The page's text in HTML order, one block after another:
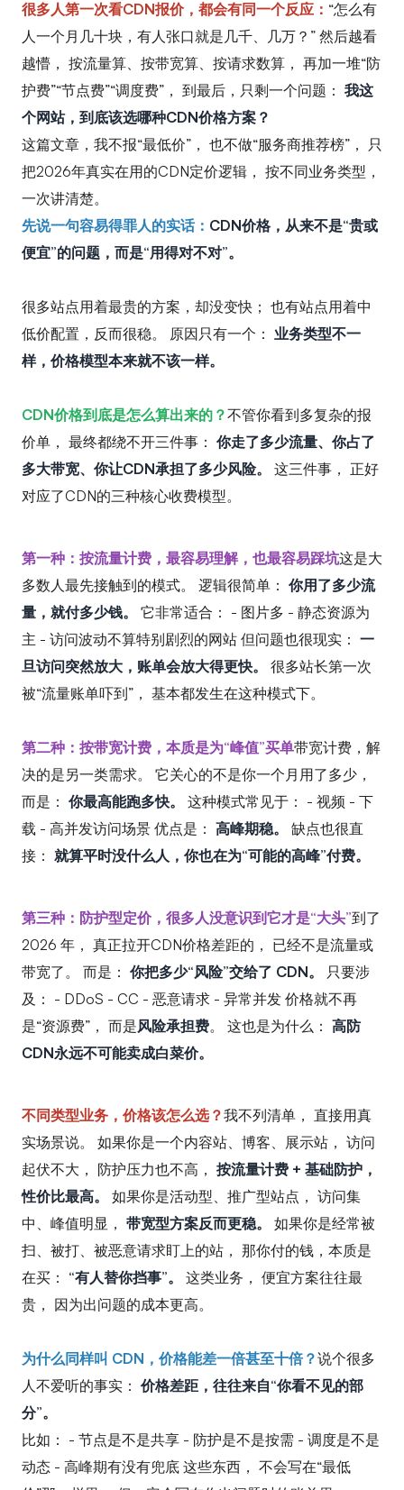
很多人第一次看CDN报价，都会有同一个反应： “怎么有
人一个月几十块，有人张口就是几千、几万？” 然后越看
越懵， 按流量算、按带宽算、按请求数算， 再加一堆“防
护费”“节点费”“调度费”， 到最后，只剩一个问题： 我这
个网站，到底该选哪种CDN价格方案？
这篇文章，我不报“最低价”， 也不做“服务商推荐榜”， 只
把2026年真实在用的CDN定价逻辑， 按不同业务类型，
一次讲清楚。
先说一句容易得罪人的实话： CDN价格，从来不是“贵或
便宜”的问题，而是“用得对不对”。
很多站点用着最贵的方案，却没变快； 也有站点用着中
低价配置，反而很稳。 原因只有一个： 业务类型不一
样，价格模型本来就不该一样。
CDN价格到底是怎么算出来的？不管你看到多复杂的报
价单， 最终都绕不开三件事： 你走了多少流量、你占了
多大带宽、你让CDN承担了多少风险。
这三件事， 正好
对应了CDN的三种核心收费模型。
第一种：按流量计费，最容易理解，也最容易踩坑这是大
多数人最先接触到的模式。 逻辑很简单： 你用了多少流
量，就付多少钱。
它非常适合： - 图片多 - 静态资源为
主 - 访问波动不算特别剧烈的网站 但问题也很现实： 一
旦访问突然放大，账单会放大得更快。
很多站长第一次
被“流量账单吓到”， 基本都发生在这种模式下。
第二种：按带宽计费，本质是为“峰值”买单带宽计费，解
决的是另一类需求。 它关心的不是你一个月用了多少，
而是： 你最高能跑多快。
这种模式常见于： - 视频 - 下
载 - 高并发访问场景 优点是： 高峰期稳。
缺点也很直
接： 就算平时没什么人，你也在为“可能的高峰”付费。
第三种：防护型定价，很多人没意识到它才是“大头”到了
2026 年， 真正拉开CDN价格差距的， 已经不是流量或
带宽了。 而是： 你把多少“风险”交给了 CDN。
只要涉
及： - DDoS - CC - 恶意请求 - 异常并发 价格就不再
是“资源费”， 而是风险承担费。 这也是为什么： 高防
CDN永远不可能卖成白菜价。
不同类型业务，价格该怎么选？我不列清单， 直接用真
实场景说。 如果你是一个内容站、博客、展示站， 访问
起伏不大， 防护压力也不高， 按流量计费 + 基础防护，
性价比最高。
如果你是活动型、推广型站点， 访问集
中、峰值明显， 带宽型方案反而更稳。
如果你是经常被
扫、被打、被恶意请求盯上的站， 那你付的钱，本质是
在买： “有人替你挡事”。
这类业务， 便宜方案往往最
贵， 因为出问题的成本更高。
为什么同样叫 CDN，价格能差一倍甚至十倍？说个很多
人不爱听的事实： 价格差距，往往来自“你看不见的部
分”。
比如： - 节点是不是共享 - 防护是不是按需 - 调度是不是
动态 - 高峰期有没有兜底 这些东西， 不会写在“最低